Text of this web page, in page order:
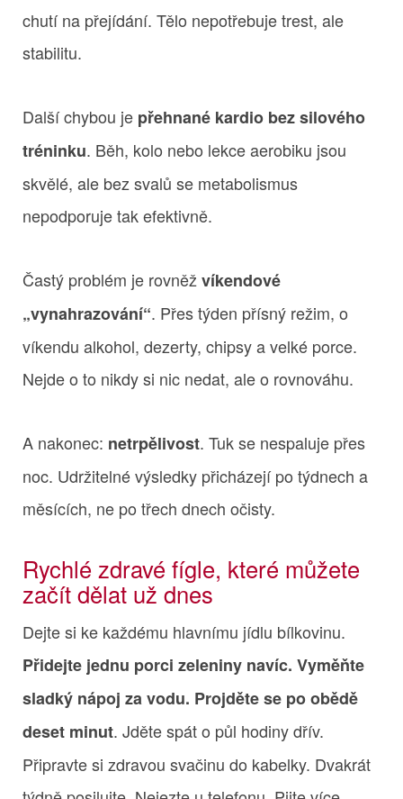
chutí na přejídání. Tělo nepotřebuje trest, ale
stabilitu.
Další chybou je přehnané kardio bez silového
tréninku. Běh, kolo nebo lekce aerobiku jsou
skvělé, ale bez svalů se metabolismus
nepodporuje tak efektivně.
Častý problém je rovněž víkendové
„vynahrazování“. Přes týden přísný režim, o
víkendu alkohol, dezerty, chipsy a velké porce.
Nejde o to nikdy si nic nedat, ale o rovnováhu.
A nakonec: netrpělivost. Tuk se nespaluje přes
noc. Udržitelné výsledky přicházejí po týdnech a
měsících, ne po třech dnech očisty.
Rychlé zdravé fígle, které můžete
začít dělat už dnes
Dejte si ke každému hlavnímu jídlu bílkovinu.
Přidejte jednu porci zeleniny navíc. Vyměňte
sladký nápoj za vodu. Projděte se po obědě
deset minut. Jděte spát o půl hodiny dřív.
Připravte si zdravou svačinu do kabelky. Dvakrát